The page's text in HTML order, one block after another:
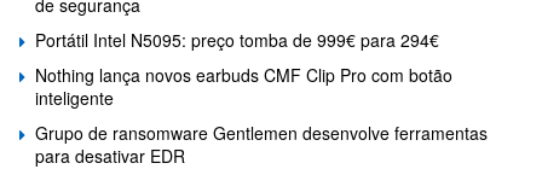
Portátil Intel N5095: preço tomba de 999€ para 294€
Nothing lança novos earbuds CMF Clip Pro com botão
inteligente
Grupo de ransomware Gentlemen desenvolve ferramentas
para desativar EDR